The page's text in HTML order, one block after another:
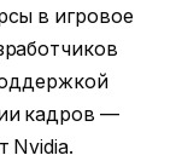
в игровое
кадров —
Nvidia.